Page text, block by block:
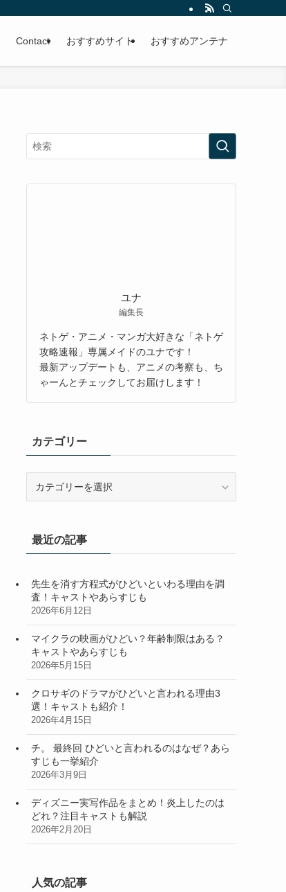
Contact おすすめサイト おすすめアンテナ
ユナ
編集長
ネトゲ・アニメ・マンガ大好きな「ネトゲ
攻略速報」専属メイドのユナです！
最新アップデートも、アニメの考察も、ち
ゃーんとチェックしてお届けします！
カテゴリー
ー最近の記事
先生を消す方程式がひどいといわる理由を調
査！キャストやあらすじも
2026年6月12日
マイクラの映画がひどい？年齢制限はある？
キャストやあらすじも
2026年5月15日
クロサギのドラマがひどいと言われる理由3
選！キャストも紹介！
2026年4月15日
チ。 最終回 ひどいと言われるのはなぜ？あら
すじも一挙紹介
2026年3月9日
ディズニー実写作品をまとめ！炎上したのは
どれ？注目キャストも解説
2026年2月20日
人気の記事